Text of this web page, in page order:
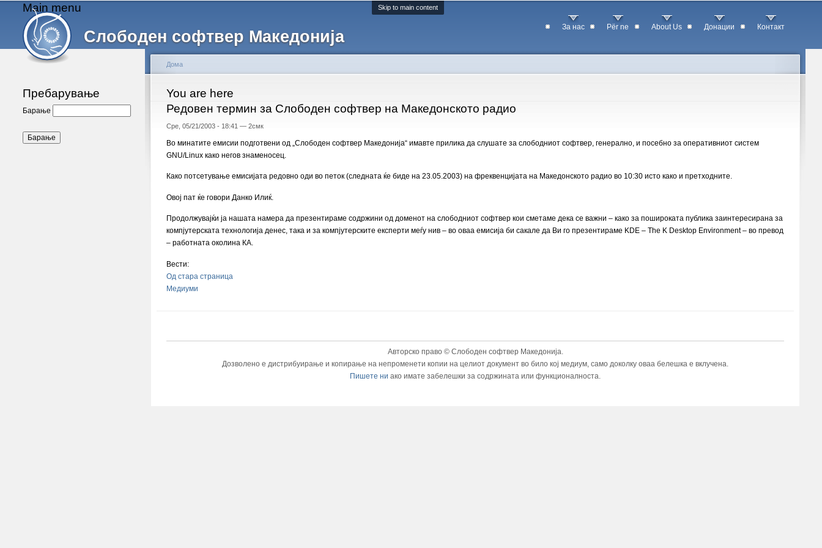
Skip to main content
Слободен софтвер Македонија
Main menu
За нас Për ne About Us Донации Контакт
Пребарување
Барање
You are here
Дома
Редовен термин за Слободен софтвер на Македонското радио
Сре, 05/21/2003 - 18:41 — 2смк
Во минатите емисии подготвени од „Слободен софтвер Македонија“ имавте прилика да слушате за слободниот софтвер, генерално, и посебно за оперативниот систем
GNU/Linux како негов знаменосец.
Како потсетување емисијата редовно оди во петок (следната ќе биде на 23.05.2003) на фреквенцијата на Македонското радио во 10:30 исто како и претходните.
Овој пат ќе говори Данко Илиќ.
Продолжувајќи ја нашата намера да презентираме содржини од доменот на слободниот софтвер кои сметаме дека се важни – како за пошироката публика заинтересирана за
компјутерската технологија денес, така и за компјутерските експерти меѓу нив – во оваа емисија би сакале да Ви го презентираме KDE – The K Desktop Environment – во превод
– работната околина КА.
Вести:
Од стара страница
Медиуми
Авторско право © Слободен софтвер Македонија.
Дозволено е дистрибуирање и копирање на непроменети копии на целиот документ во било кој медиум, само доколку оваа белешка е вклучена.
Пишете ни ако имате забелешки за содржината или функционалноста.